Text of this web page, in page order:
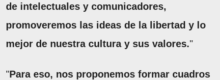
de intelectuales y comunicadores,
promoveremos las ideas de la libertad y lo
mejor de nuestra cultura y sus valores."
"Para eso, nos proponemos formar cuadros